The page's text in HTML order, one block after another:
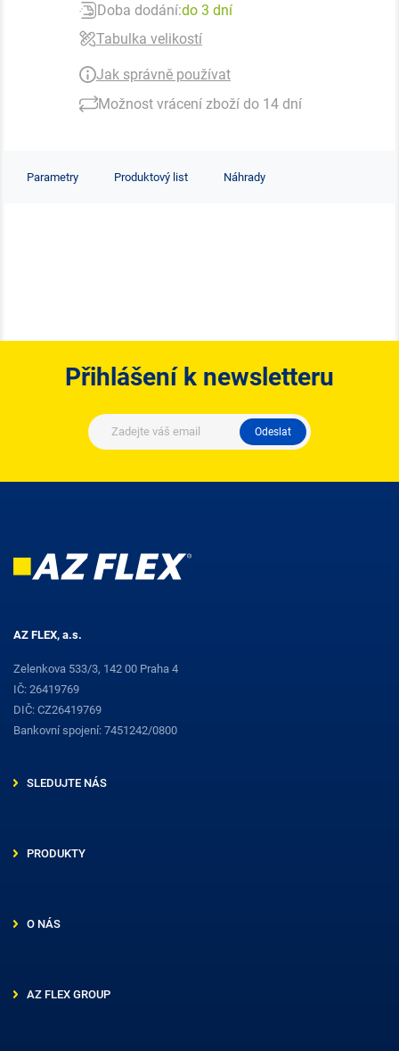
Doba dodání:do 3 dní
Tabulka velikostí
Jak správně používat
Možnost vrácení zboží do 14 dní
Parametry Produktový list Náhrady
Přihlášení k newsletteru
Odeslat
AZ FLEX, a.s.
Zelenkova 533/3, 142 00 Praha 4
IČ: 26419769
DIČ: CZ26419769
Bankovní spojení: 7451242/0800
SLEDUJTE NÁS
PRODUKTY
O NÁS
AZ FLEX GROUP